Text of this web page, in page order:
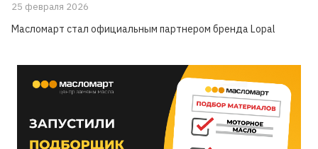
25 февраля 2026
Масломарт стал официальным партнером бренда Lopal